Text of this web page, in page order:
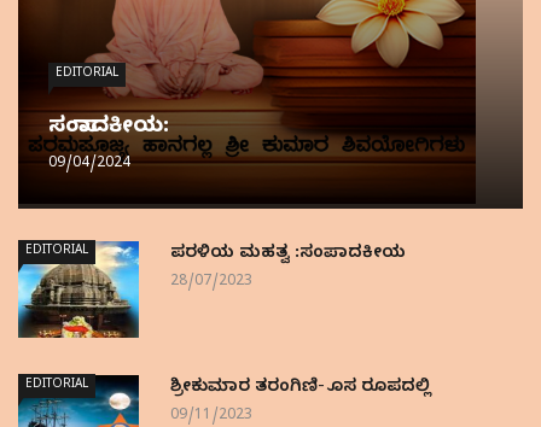
EDITORIAL
ಸಂಪಾದಕೀಯ:
09/04/2024
EDITORIAL ಪರಳಿಯ ಮಹತ್ವ :ಸಂಪಾದಕೀಯ
28/07/2023
EDITORIAL ಶ್ರೀಕುಮಾರ ತರಂಗಿಣಿ- ಹೊಸ ರೂಪದಲ್ಲಿ
09/11/2023